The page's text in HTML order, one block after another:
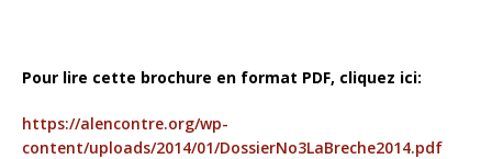
Pour lire cette brochure en format PDF, cliquez ici:
https://alencontre.org/wp-
content/uploads/2014/01/DossierNo3LaBreche2014.pdf